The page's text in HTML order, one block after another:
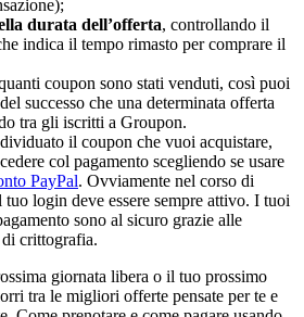
durata dell’offerta, controllando il
indica il tempo rimasto per comprare il
coupon sono stati venduti, così puoi
successo che una determinata offerta
tra gli iscritti a Groupon.
il coupon che vuoi acquistare,
col pagamento scegliendo se usare
PayPal. Ovviamente nel corso di
login deve essere sempre attivo. I tuoi
sono al sicuro grazie alle
crittografia.
giornata libera o il tuo prossimo
tra le migliori offerte pensate per te e